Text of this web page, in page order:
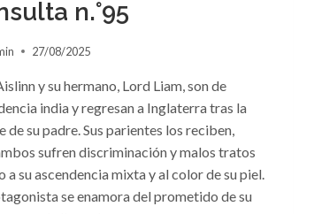
SARA
n.°95
27/08/2025
y su hermano, Lord Liam, son de
india y regresan a Inglaterra tras la
de su padre. Sus parientes los reciben,
sufren discriminación y malos tratos
a su ascendencia mixta y al color de su piel.
se enamora del prometido de su